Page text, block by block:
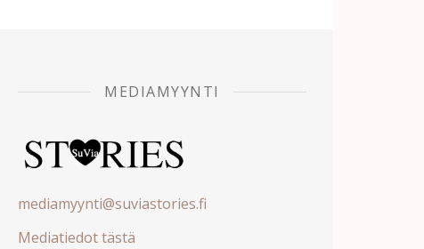
MEDIAMYYNTI
mediamyynti@suviastories.fi
Mediatiedot tästä